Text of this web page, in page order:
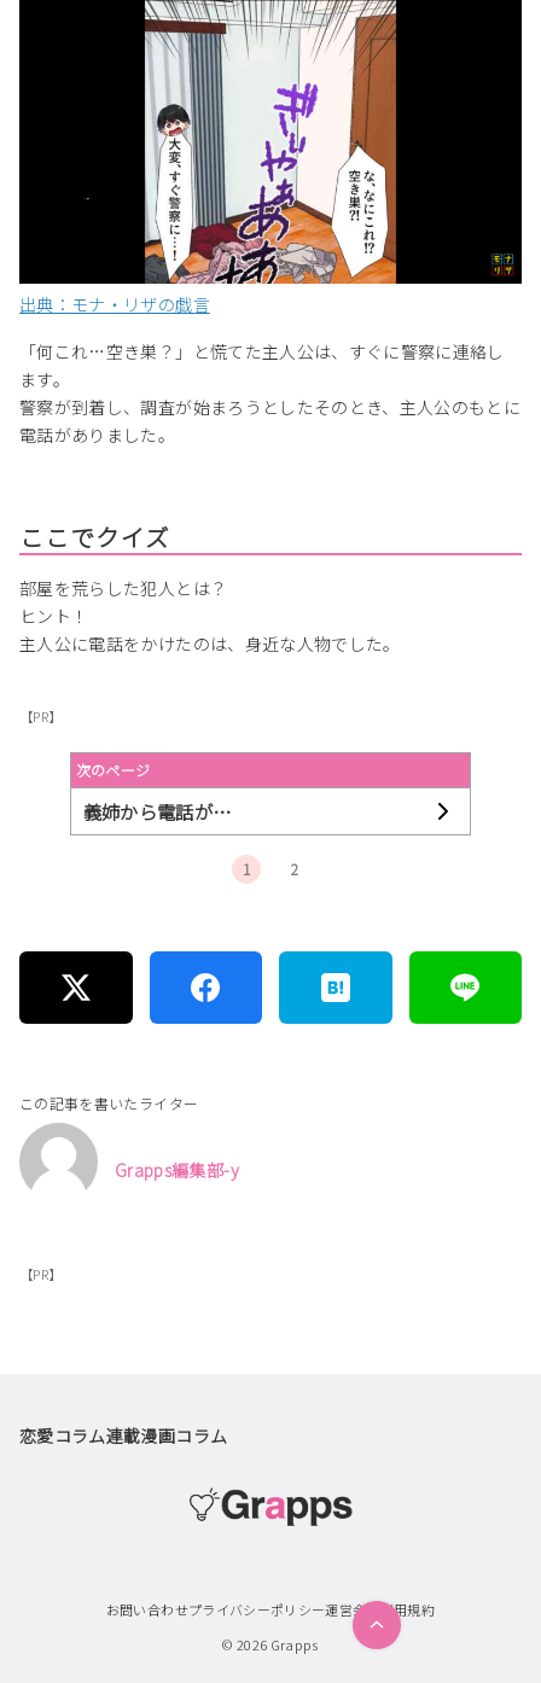
出典：モナ・リザの戯言
「何これ…空き巣？」と慌てた主人公は、すぐに警察に連絡し
ます。
警察が到着し、調査が始まろうとしたそのとき、主人公のもとに
電話がありました。
ここでクイズ
部屋を荒らした犯人とは？
ヒント！
主人公に電話をかけたのは、身近な人物でした。
【PR】
次のページ
義姉から電話が…
1 2
この記事を書いたライター
Grapps編集部-y
【PR】
恋愛コラム連載漫画コラム
お問い合わせプライバシーポリシー運営会社
利用規約
© 2026 Grapps